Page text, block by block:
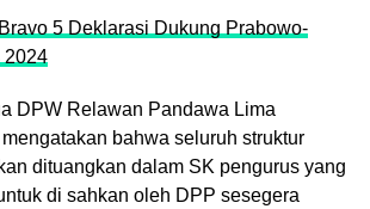
5 Deklarasi Dukung Prabowo-
2024
DPW Relawan Pandawa Lima
bahwa seluruh struktur
dituangkan dalam SK pengurus yang
di sahkan oleh DPP sesegera